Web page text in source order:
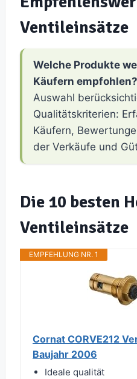
Ventileinsätze
Welche Produkte
Käufern empfohlen?
Auswahl
Qualitätskriterien:
Käufern,
der Verkäufe und
Die 10 besten
Ventileinsätze
EMPFEHLUNG NR. 1
Cornat CORVE212
Baujahr 2006
Ideale qualität